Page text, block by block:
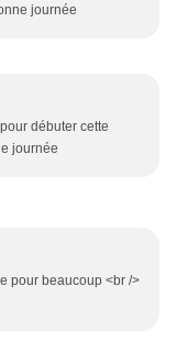
journée
débuter cette
journée
pour beaucoup <br />